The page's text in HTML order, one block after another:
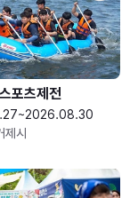
포츠제전
제시